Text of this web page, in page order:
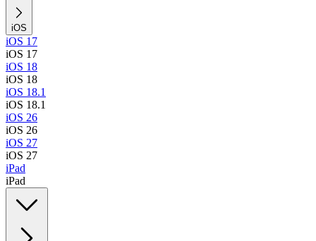
iOS
iOS 17
iOS 17
iOS 18
iOS 18
iOS 18.1
iOS 18.1
iOS 26
iOS 26
iOS 27
iOS 27
iPad
iPad